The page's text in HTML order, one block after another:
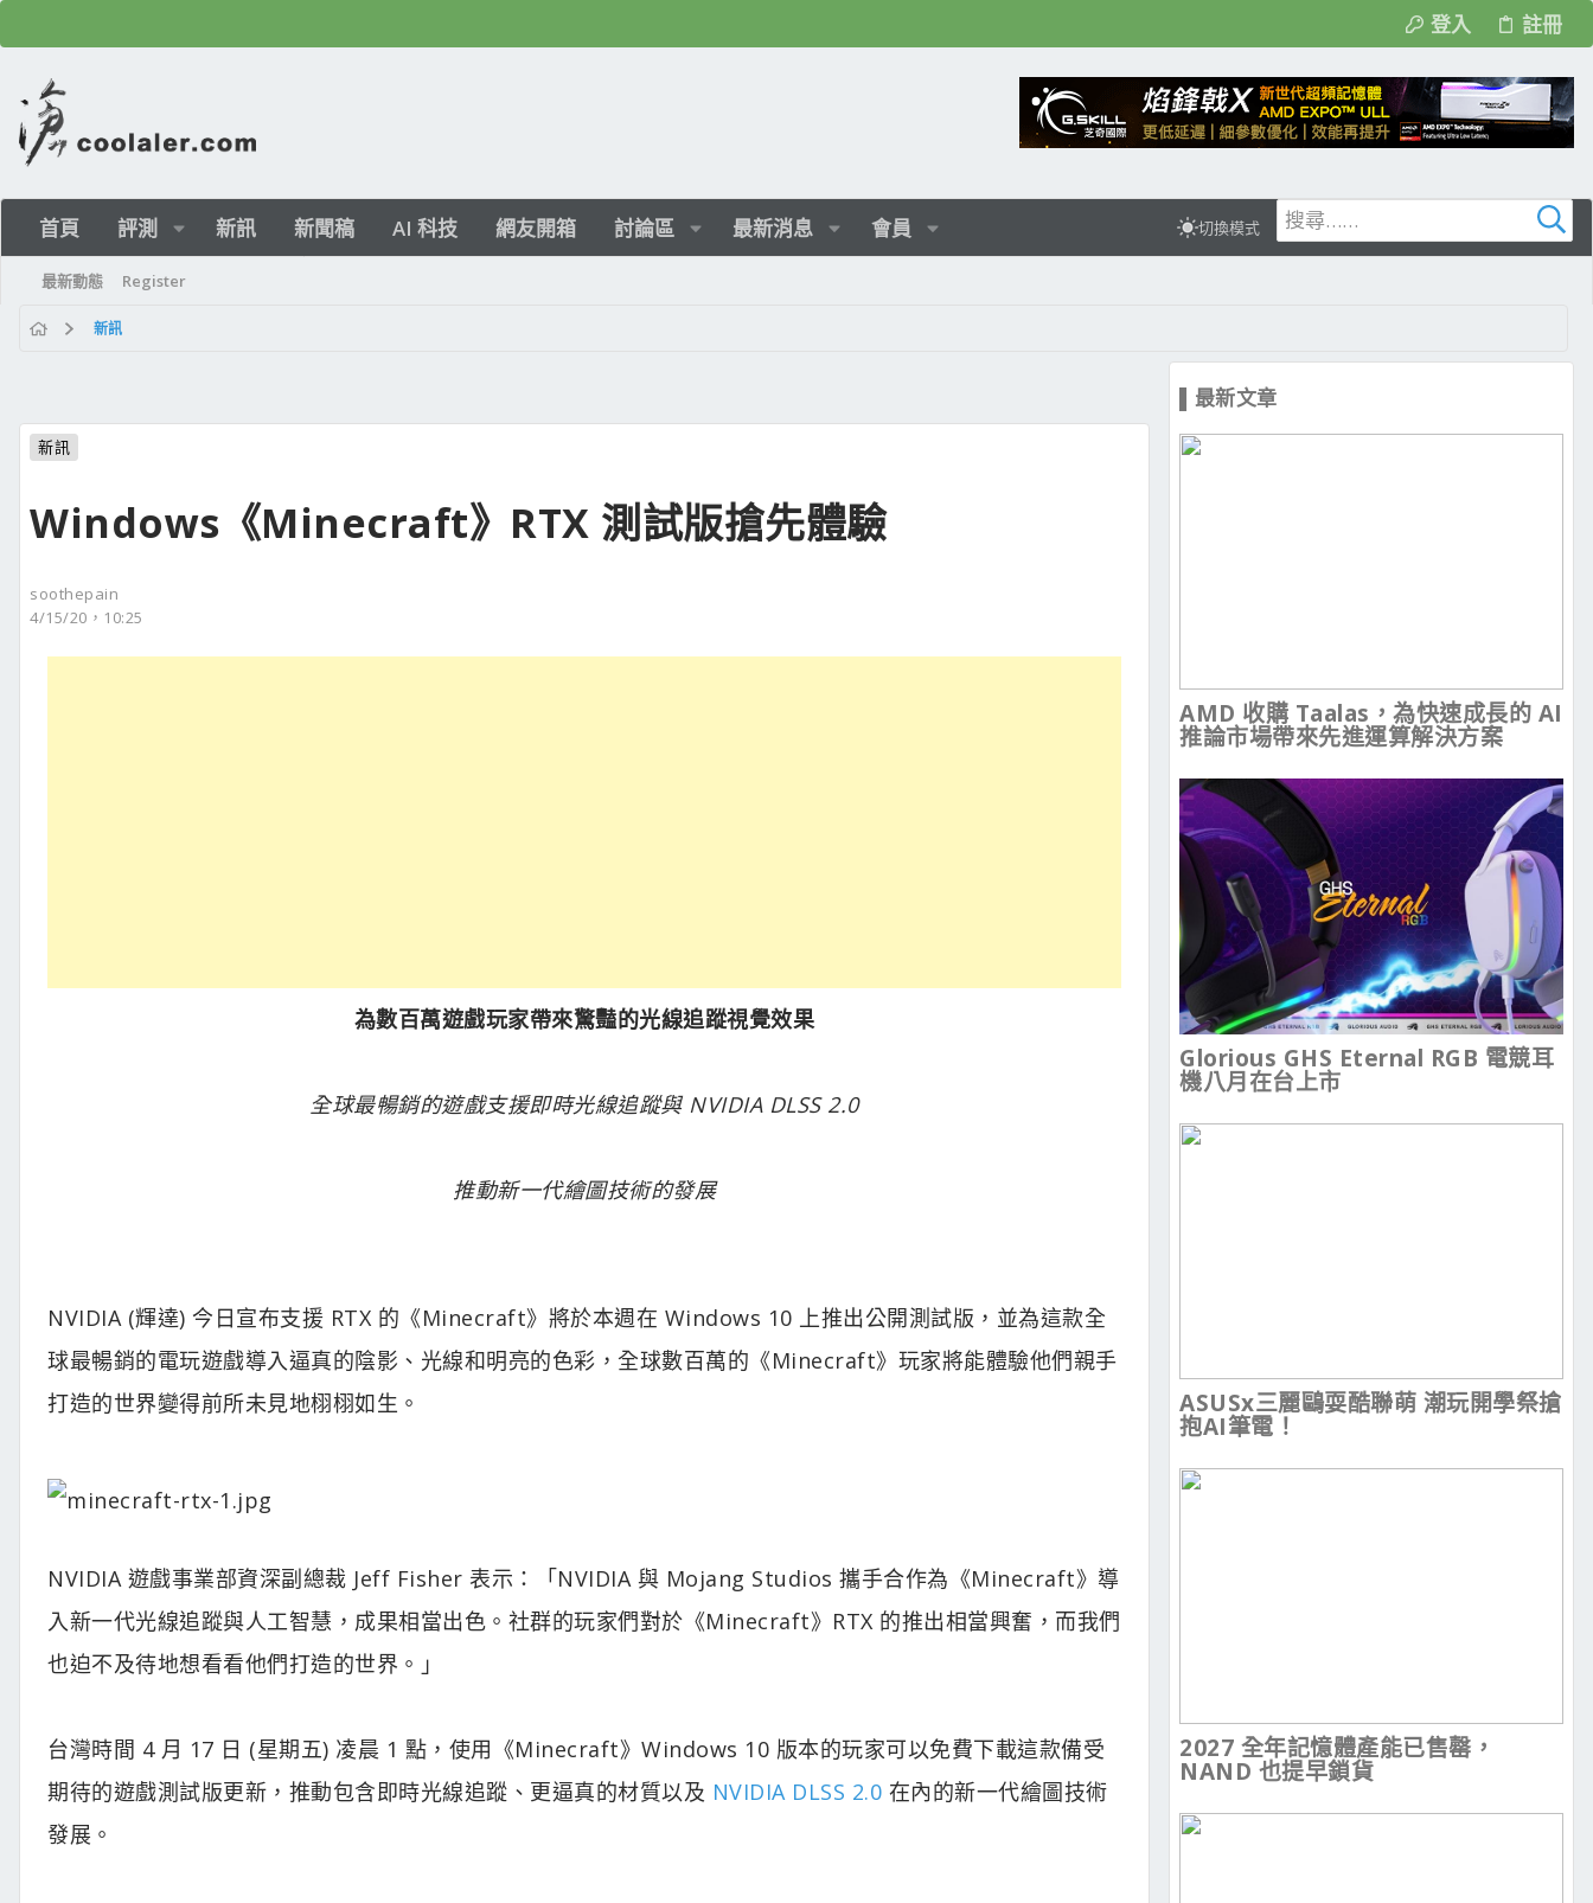
登入 註冊
首頁 評測 新訊 新聞稿 AI 科技 網友開箱 討論區 最新消息 會員 切換模式
最新動態 Register
新訊
新訊
Windows《Minecraft》RTX 測試版搶先體驗
soothepain
4/15/20，10:25
為數百萬遊戲玩家帶來驚豔的光線追蹤視覺效果
全球最暢銷的遊戲支援即時光線追蹤與 NVIDIA DLSS 2.0
推動新一代繪圖技術的發展
NVIDIA (輝達) 今日宣布支援 RTX 的《Minecraft》將於本週在 Windows 10 上推出公開測試版，並為這款全
球最暢銷的電玩遊戲導入逼真的陰影、光線和明亮的色彩，全球數百萬的《Minecraft》玩家將能體驗他們親手
打造的世界變得前所未見地栩栩如生。
NVIDIA 遊戲事業部資深副總裁 Jeff Fisher 表示：「NVIDIA 與 Mojang Studios 攜手合作為《Minecraft》導
入新一代光線追蹤與人工智慧，成果相當出色。社群的玩家們對於《Minecraft》RTX 的推出相當興奮，而我們
也迫不及待地想看看他們打造的世界。」
台灣時間 4 月 17 日 (星期五) 凌晨 1 點，使用《Minecraft》Windows 10 版本的玩家可以免費下載這款備受
期待的遊戲測試版更新，推動包含即時光線追蹤、更逼真的材質以及 NVIDIA DLSS 2.0 在內的新一代繪圖技術
發展。
▌最新文章
AMD 收購 Taalas，為快速成長的 AI
推論市場帶來先進運算解決方案
Glorious GHS Eternal RGB 電競耳
機八月在台上市
ASUSx三麗鷗耍酷聯萌 潮玩開學祭搶
抱AI筆電！
2027 全年記憶體產能已售罄，
NAND 也提早鎖貨